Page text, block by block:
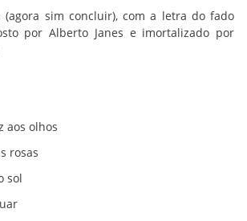
(agora sim concluir), com a letra do fado
por Alberto Janes e imortalizado por
aos olhos
rosas
sol